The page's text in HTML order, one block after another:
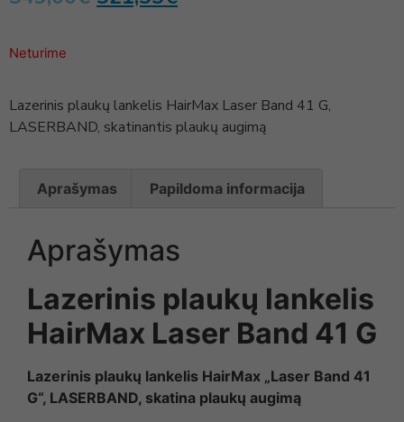
Neturime
Lazerinis plaukų lankelis HairMax Laser Band 41 G,
LASERBAND, skatinantis plaukų augimą
Aprašymas Papildoma informacija
Aprašymas
Lazerinis plaukų lankelis
HairMax Laser Band 41 G
Lazerinis plaukų lankelis HairMax „Laser Band 41
G“, LASERBAND, skatina plaukų augimą